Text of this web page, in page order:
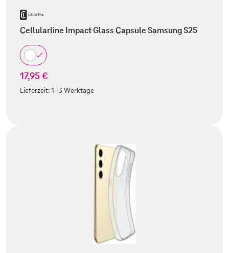
Cellularline Impact Glass Capsule Samsung S25
17,95 €
Lieferzeit:1-3 Werktage